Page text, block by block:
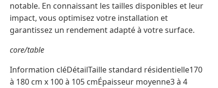
notable. En connaissant les tailles disponibles et leur
impact, vous optimisez votre installation et
garantissez un rendement adapté à votre surface.
core/table
Information cléDétailTaille standard résidentielle170
à 180 cm x 100 à 105 cmÉpaisseur moyenne3 à 4